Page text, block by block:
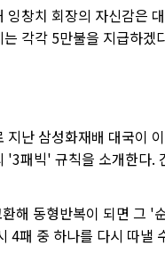
잉창치 회장의 자신감은
각각 5만불을 지급하
지난 삼성화재배 대국이
'3패빅' 규칙을 소개한다.
해 동형반복이 되면 그
4패 중 하나를 다시 따낼